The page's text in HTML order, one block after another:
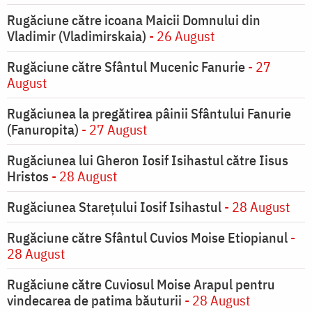
Rugăciune către icoana Maicii Domnului din
Vladimir (Vladimirskaia) - 26 August
Rugăciune către Sfântul Mucenic Fanurie- 27
August
Rugăciunea la pregătirea pâinii Sfântului Fanurie
(Fanuropita) - 27 August
Rugăciunea lui Gheron Iosif Isihastul către Iisus
Hristos - 28 August
Rugăciunea Starețului Iosif Isihastul- 28 August
Rugăciune către Sfântul Cuvios Moise Etiopianul-
28 August
Rugăciune către Cuviosul Moise Arapul pentru
vindecarea de patima băuturii - 28 August